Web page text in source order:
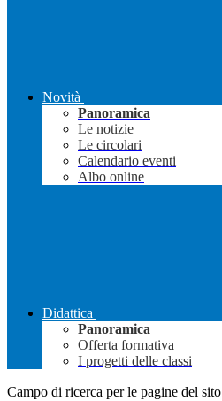
Novità
Panoramica
Le notizie
Le circolari
Calendario eventi
Albo online
Didattica
Panoramica
Offerta formativa
I progetti delle classi
Campo di ricerca per le pagine del sito